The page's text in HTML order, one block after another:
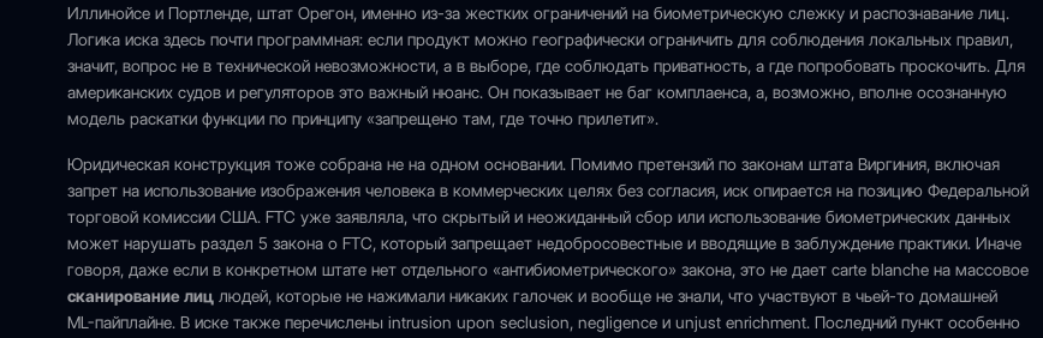
Иллинойсе и Портленде, штат Орегон, именно из-за жестких ограничений на биометрическую слежку и распознавание лиц.
Логика иска здесь почти программная: если продукт можно географически ограничить для соблюдения локальных правил,
значит, вопрос не в технической невозможности, а в выборе, где соблюдать приватность, а где попробовать проскочить. Для
американских судов и регуляторов это важный нюанс. Он показывает не баг комплаенса, а, возможно, вполне осознанную
модель раскатки функции по принципу «запрещено там, где точно прилетит».
Юридическая конструкция тоже собрана не на одном основании. Помимо претензий по законам штата Виргиния, включая
запрет на использование изображения человека в коммерческих целях без согласия, иск опирается на позицию Федеральной
торговой комиссии США. FTC уже заявляла, что скрытый и неожиданный сбор или использование биометрических данных
может нарушать раздел 5 закона о FTC, который запрещает недобросовестные и вводящие в заблуждение практики. Иначе
говоря, даже если в конкретном штате нет отдельного «антибиометрического» закона, это не дает carte blanche на массовое
сканирование лиц людей, которые не нажимали никаких галочек и вообще не знали, что участвуют в чьей-то домашней
ML-пайплайне. В иске также перечислены intrusion upon seclusion, negligence и unjust enrichment. Последний пункт особенно